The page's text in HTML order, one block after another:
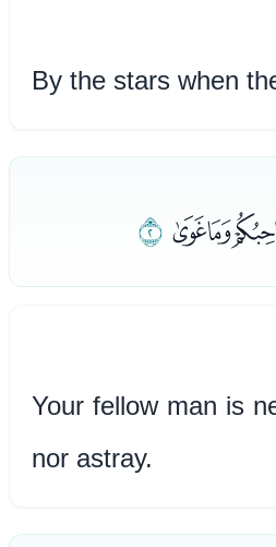
By the stars when
ﭚ
Your fellow man is
nor astray.